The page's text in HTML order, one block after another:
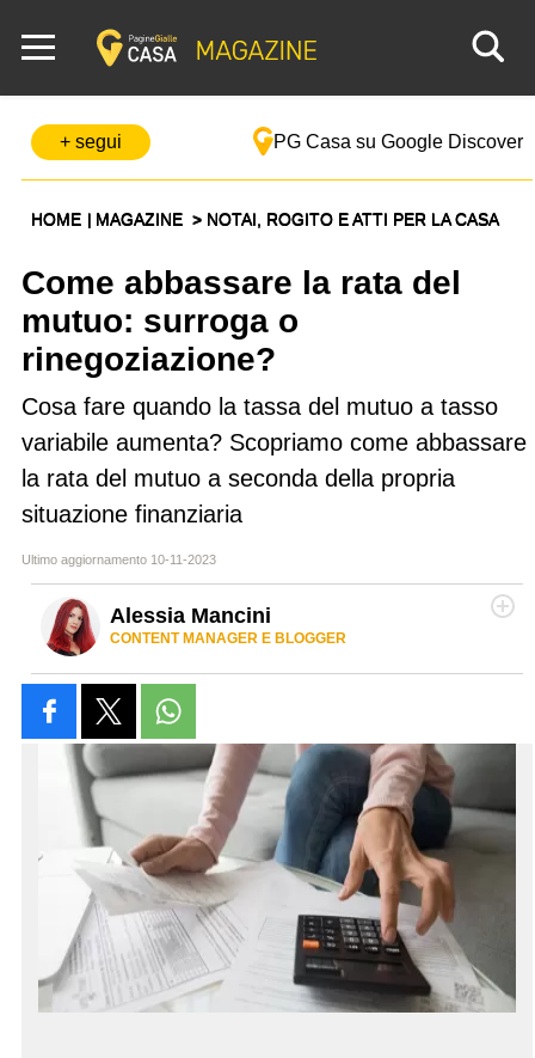
+ segui PG Casa su Google Discover
HOME MAGAZINE NOTAI, ROGITO E ATTI PER LA CASA
Come abbassare la rata del
mutuo: surroga o
rinegoziazione?
Cosa fare quando la tassa del mutuo a tasso
variabile aumenta? Scopriamo come abbassare
la rata del mutuo a seconda della propria
situazione finanziaria
Ultimo aggiornamento 10-11-2023
Alessia Mancini
CONTENT MANAGER E BLOGGER